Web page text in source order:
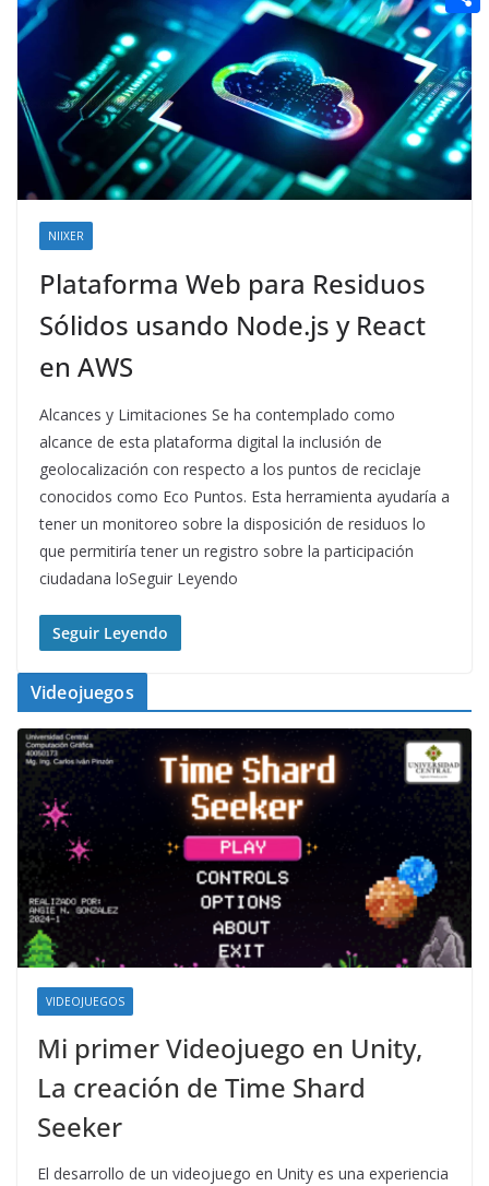
NIIXER
Plataforma Web para Residuos
Sólidos usando Node.js y React
en AWS
Alcances y Limitaciones Se ha contemplado como
alcance de esta plataforma digital la inclusión de
geolocalización con respecto a los puntos de reciclaje
conocidos como Eco Puntos. Esta herramienta ayudaría a
tener un monitoreo sobre la disposición de residuos lo
que permitiría tener un registro sobre la participación
ciudadana loSeguir Leyendo
Seguir Leyendo
Videojuegos
VIDEOJUEGOS
Mi primer Videojuego en Unity,
La creación de Time Shard
Seeker
El desarrollo de un videojuego en Unity es una experiencia
n
g
e
r
e
r
e
r
e
s
a
l
e
d
d
i
t
C
o
m
p
a
r